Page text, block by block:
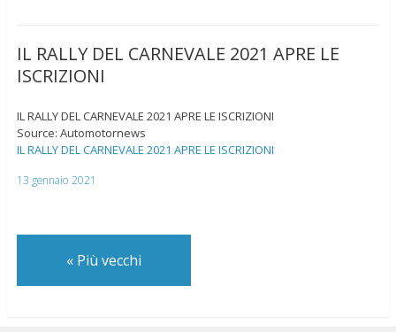
IL RALLY DEL CARNEVALE 2021 APRE LE
ISCRIZIONI
IL RALLY DEL CARNEVALE 2021 APRE LE ISCRIZIONI
Source: Automotornews
IL RALLY DEL CARNEVALE 2021 APRE LE ISCRIZIONI
13 gennaio 2021
«Più vecchi